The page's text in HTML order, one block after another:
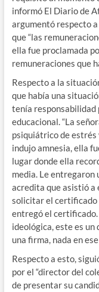
informó El Diario de
argumentó respecto
que “las
ella fue proclamada
remuneraciones que
Respecto a la
que había una
tenía responsabilidad
educacional. “La
psiquiátrico de
indujo amnesia, ella
lugar donde ella
media. Le entregaron
acredita que asistió a
solicitar el certificado
entregó el
ideológica, este es
una firma, nada en
Respecto a esto,
por el “director del
de presentar su